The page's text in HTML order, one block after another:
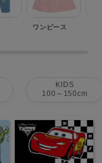
ワンピース
KIDS
100～150cm